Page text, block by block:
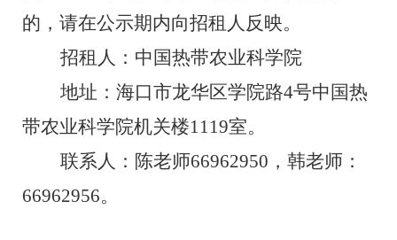
的，请在公示期内向招租 人反映。
招租 人： 中国热带农业科学院
地址：海口市龙华区学院路4号中国热
带农业科学院机关楼1119室。
联系人： 陈老师66962950 ， 韩老师：
66962956。